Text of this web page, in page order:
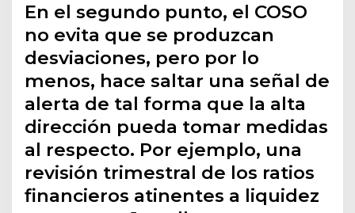
En el segundo punto, el COSO
no evita que se produzcan
desviaciones, pero por lo
menos, hace saltar una señal de
alerta de tal forma que la alta
dirección pueda tomar medidas
al respecto. Por ejemplo, una
revisión trimestral de los ratios
financieros atinentes a liquidez